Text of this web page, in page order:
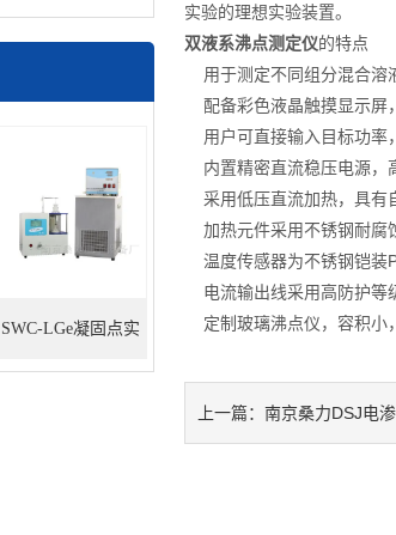
SWC-LGe凝固点实
实验的理想实验装置。
双液系沸点测定仪的特点
用于测定不同组分混合溶
配备彩色液晶触摸显示屏
用户可直接输入目标功率
内置精密直流稳压电源，
采用低压直流加热，具有
加热元件采用不锈钢耐腐
温度传感器为不锈钢铠装
电流输出线采用高防护等
定制玻璃沸点仪，容积小
上一篇： 南京桑力DSJ电